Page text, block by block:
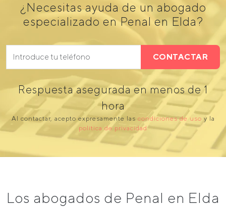
¿Necesitas ayuda de un abogado
especializado en Penal en Elda?
CONTACTAR
Respuesta asegurada en menos de 1
hora
Al contactar, acepto expresamente las condiciones de uso y la
política de privacidad
Los abogados de Penal en Elda